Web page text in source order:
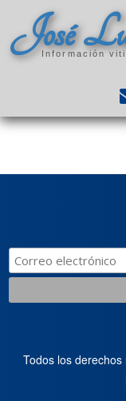
JoséInformación
Todos los